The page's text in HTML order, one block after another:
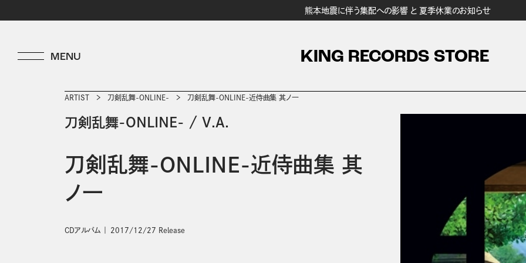
熊本地震に伴う集配への影響 と 夏季休業のお知らせ
KING RECORDS STORE
ARTIST 刀剣乱舞-ONLINE- 刀剣乱舞-ONLINE-近侍曲集 其ノ一
刀剣乱舞-ONLINE- / V.A.
刀剣乱舞-ONLINE-近侍曲集 其
ノ一
CDアルバム 2017/12/27 Release